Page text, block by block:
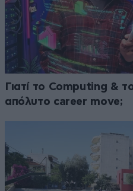
Γιατί το Computing &
απόλυτο career move;